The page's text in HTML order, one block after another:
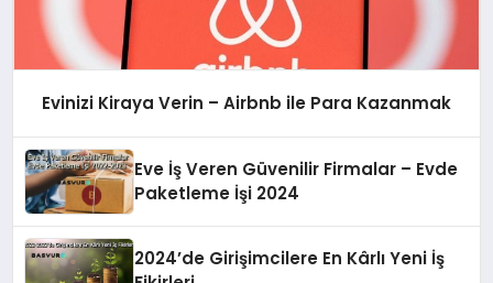
Evinizi Kiraya Verin – Airbnb ile Para Kazanmak
Eve İş Veren Güvenilir Firmalar – Evde
Paketleme İşi 2024
2024’de Girişimcilere En Kârlı Yeni İş